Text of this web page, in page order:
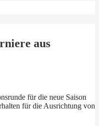
aus
für die neue Saison
für die Ausrichtung von